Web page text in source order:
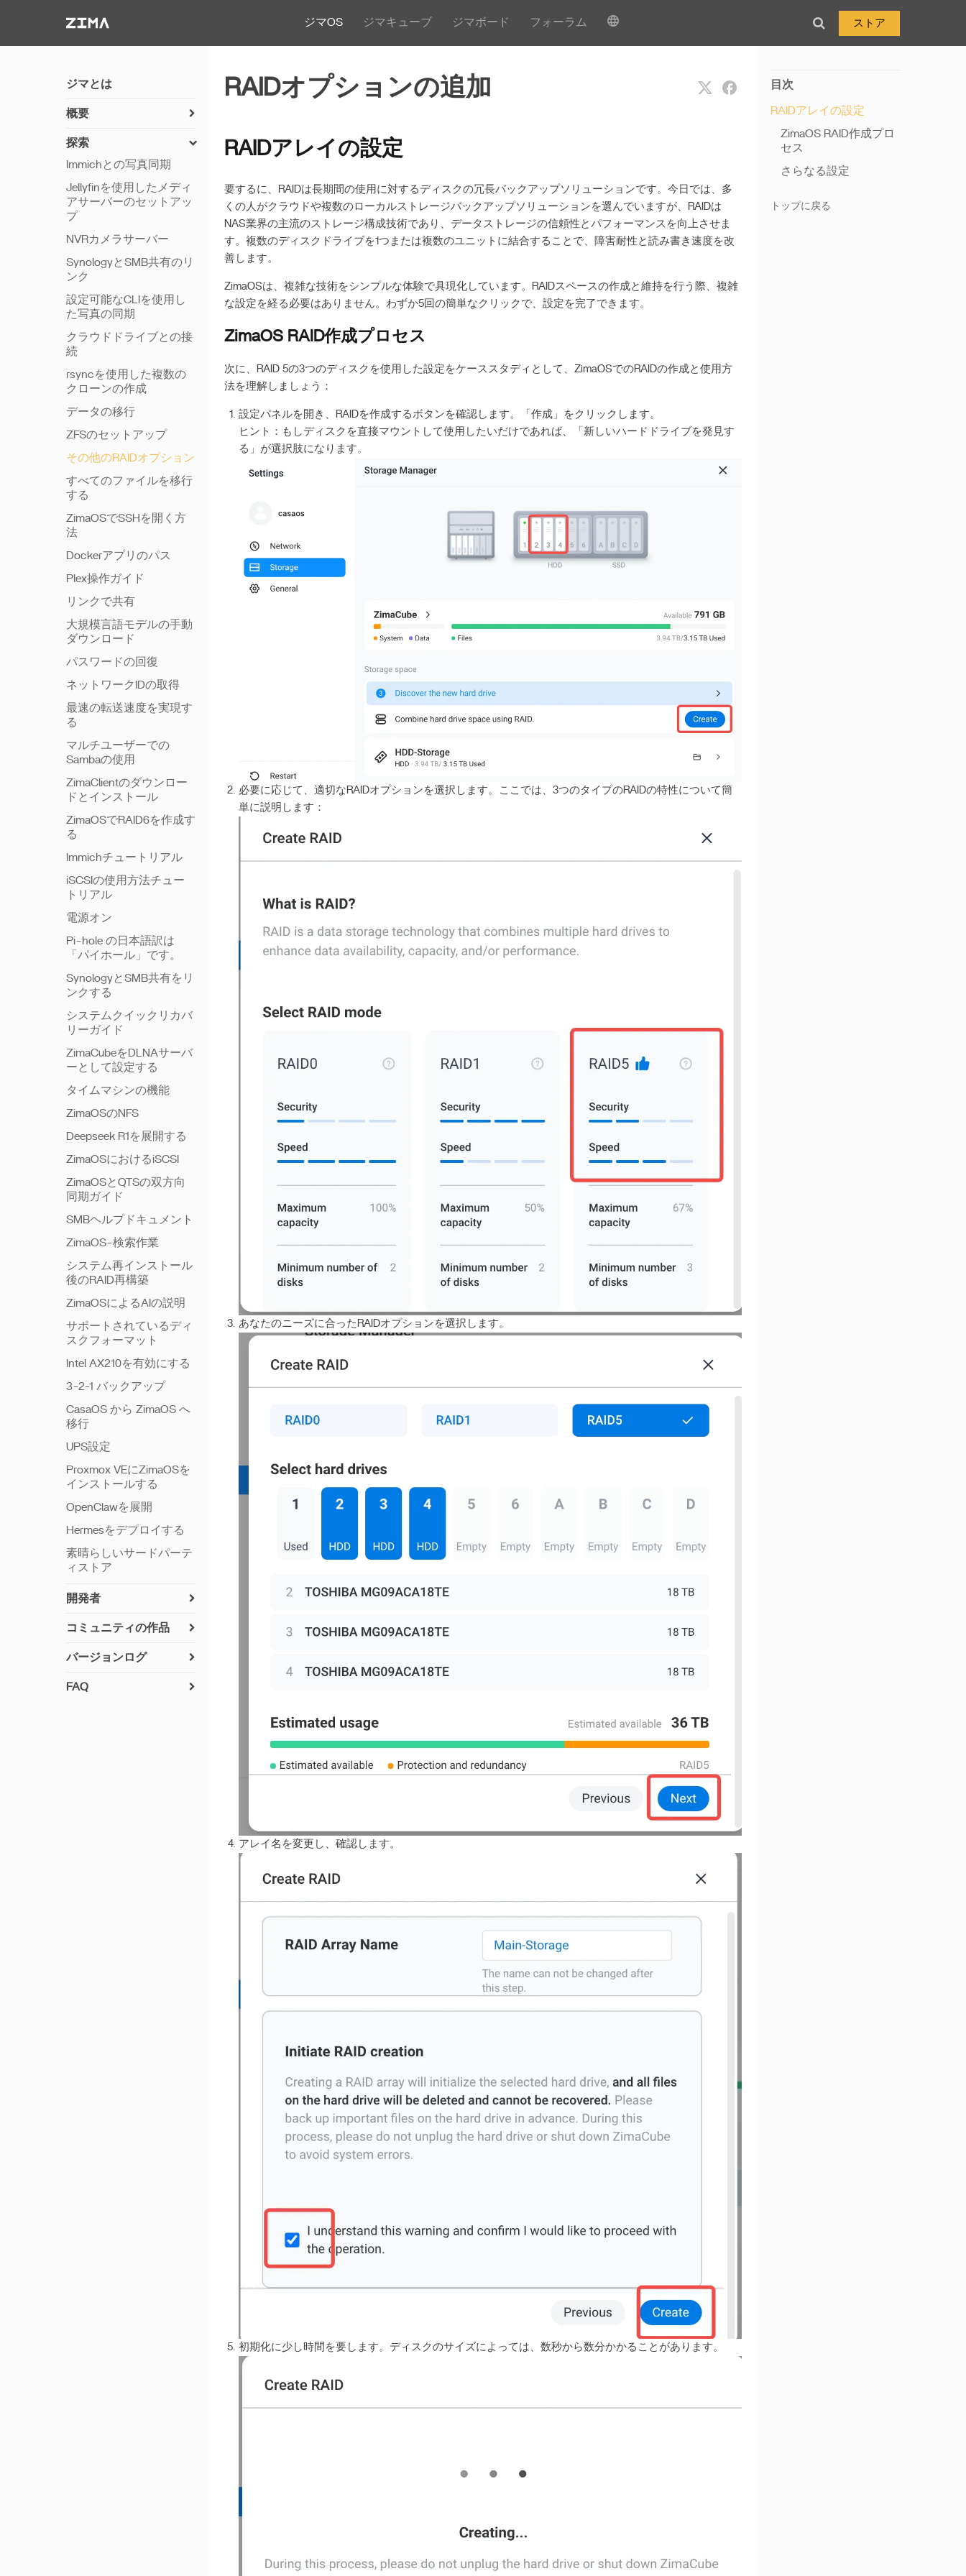
ジマOS ジマキューブ ジマボード フォーラム ストア
RAIDオプションの追加
RAIDアレイの設定
要するに、RAIDは長期間の使用に対するディスクの冗長バックアップソリューションです。今日では、多
くの人がクラウドや複数のローカルストレージバックアップソリューションを選んでいますが、RAIDは
NAS業界の主流のストレージ構成技術であり、データストレージの信頼性とパフォーマンスを向上させま
す。複数のディスクドライブを1つまたは複数のユニットに結合することで、障害耐性と読み書き速度を改
善します。
ZimaOSは、複雑な技術をシンプルな体験で具現化しています。RAIDスペースの作成と維持を行う際、複雑
な設定を経る必要はありません。わずか5回の簡単なクリックで、設定を完了できます。
ZimaOS RAID作成プロセス
次に、RAID 5の3つのディスクを使用した設定をケーススタディとして、ZimaOSでのRAIDの作成と使用方
法を理解しましょう：
設定パネルを開き、RAIDを作成するボタンを確認します。「作成」をクリックします。
ヒント：もしディスクを直接マウントして使用したいだけであれば、「新しいハードドライブを発見す
る」が選択肢になります。
必要に応じて、適切なRAIDオプションを選択します。ここでは、3つのタイプのRAIDの特性について簡
単に説明します：
あなたのニーズに合ったRAIDオプションを選択します。
アレイ名を変更し、確認します。
初期化に少し時間を要します。ディスクのサイズによっては、数秒から数分かかることがあります。
目次
RAIDアレイの設定
ZimaOS RAID作成プロ
セス
さらなる設定
トップに戻る
ジマとは
概要
zimaosのインストール方
法
使用開始
機能
リモートアクセス
Thunderbolt PC直接接続
探索
Immichとの写真同期
Jellyfinを使用したメディ
アサーバーのセットアッ
プ
NVRカメラサーバー
SynologyとSMB共有のリ
ンク
設定可能なCLIを使用し
た写真の同期
クラウドドライブとの接
続
rsyncを使用した複数の
クローンの作成
データの移行
ZFSのセットアップ
その他のRAIDオプション
すべてのファイルを移行
する
ZimaOSでSSHを開く方
法
Dockerアプリのパス
Plex操作ガイド
リンクで共有
大規模言語モデルの手動
ダウンロード
パスワードの回復
ネットワークIDの取得
最速の転送速度を実現す
る
マルチユーザーでの
Sambaの使用
ZimaClientのダウンロー
ドとインストール
ZimaOSでRAID6を作成す
る
Immichチュートリアル
iSCSIの使用方法チュー
トリアル
電源オン
Pi-hole の日本語訳は
「パイホール」です。
SynologyとSMB共有をリ
ンクする
システムクイックリカバ
リーガイド
ZimaCubeをDLNAサーバ
ーとして設定する
タイムマシンの機能
ZimaOSのNFS
Deepseek R1を展開する
ZimaOSにおけるiSCSI
ZimaOSとQTSの双方向
同期ガイド
SMBヘルプドキュメント
ZimaOS-検索作業
システム再インストール
後のRAID再構築
ZimaOSによるAIの説明
サポートされているディ
スクフォーマット
Intel AX210を有効にする
3-2-1 バックアップ
CasaOS から ZimaOS へ
移行
UPS設定
Proxmox VEにZimaOSを
インストールする
OpenClawを展開
Hermesをデプロイする
素晴らしいサードパーテ
ィストア
開発者
zimaosのインストール方
法
ネットワーキング
Pythonのセットアップ
コミュニティの作品
ニティユーザー提案のド
バージョンログ
FAQ